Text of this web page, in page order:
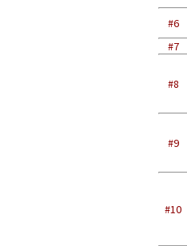
#6
#7
#8
#9
#10